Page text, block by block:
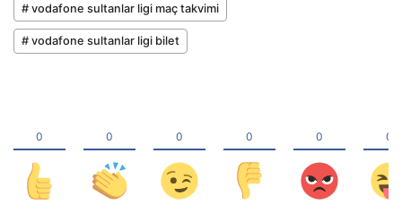
# vodafone sultanlar ligi maç takvimi
# vodafone sultanlar ligi bilet